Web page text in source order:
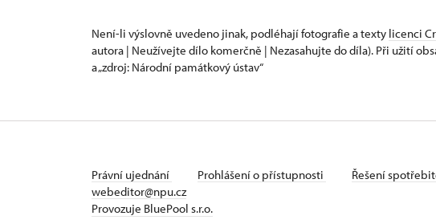
Není-li výslovně uvedeno jinak, podléhají fotografie a texty licenci
autora | Neužívejte dílo komerčně | Nezasahujte do díla). Při užití
a „zdroj: Národní památkový ústav“
Právní ujednání Prohlášení o přístupnosti Řešení
webeditor@npu.cz
Provozuje BluePool s.r.o.